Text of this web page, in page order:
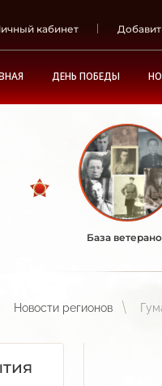
кабинет
ДЕНЬ ПОБЕДЫ
База
Новости регионов